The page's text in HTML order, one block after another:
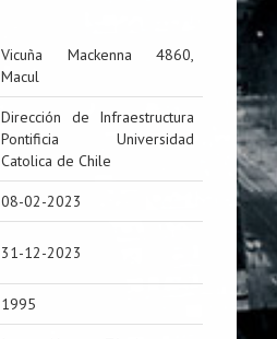
Vicuña Mackenna 4860,
Macul
Dirección de Infraestructura
Pontificia Universidad
Catolica de Chile
08-02-2023
31-12-2023
1995